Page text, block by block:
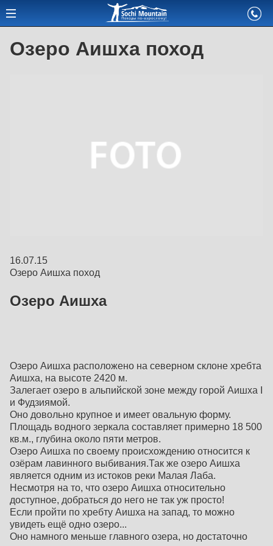
Озеро Аишха поход
16.07.15
Озеро Аишха поход
Озеро Аишха
Озеро Аишха расположено на северном склоне хребта
Аишха, на высоте 2420 м.
Залегает озеро в альпийской зоне между горой Аишха I
и Фудзиямой.
Оно довольно крупное и имеет овальную форму.
Площадь водного зеркала составляет примерно 18 500
кв.м., глубина около пяти метров.
Озеро Аишха по своему происхождению относится к
озёрам лавинного выбивания.Так же озеро Аишха
является одним из истоков реки Малая Лаба.
Несмотря на то, что озеро Аишха относительно
доступное, добраться до него не так уж просто!
Если пройти по хребту Аишха на запад, то можно
увидеть ещё одно озеро...
Оно намного меньше главного озера, но достаточно